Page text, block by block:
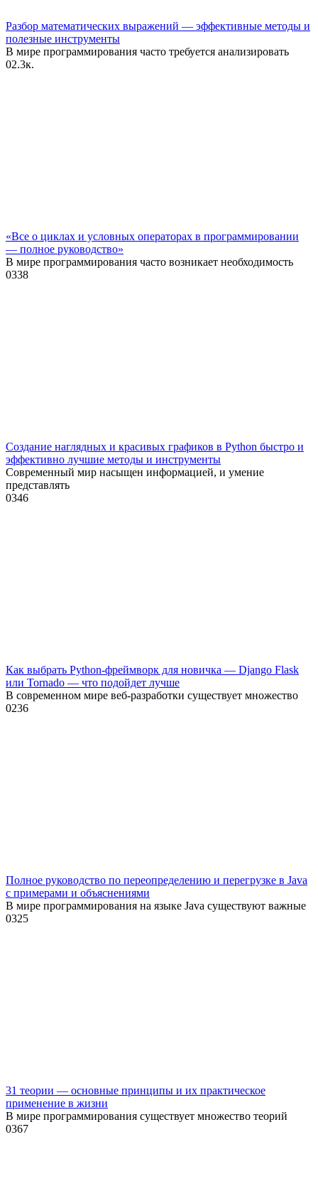
Разбор математических выражений — эффективные методы и
полезные инструменты
В мире программирования часто требуется анализировать
02.3к.
«Все о циклах и условных операторах в программировании
— полное руководство»
В мире программирования часто возникает необходимость
0338
Создание наглядных и красивых графиков в Python быстро и
эффективно лучшие методы и инструменты
Современный мир насыщен информацией, и умение
представлять
0346
Как выбрать Python-фреймворк для новичка — Django Flask
или Tornado — что подойдет лучше
В современном мире веб-разработки существует множество
0236
Полное руководство по переопределению и перегрузке в Java
с примерами и объяснениями
В мире программирования на языке Java существуют важные
0325
31 теории — основные принципы и их практическое
применение в жизни
В мире программирования существует множество теорий
0367